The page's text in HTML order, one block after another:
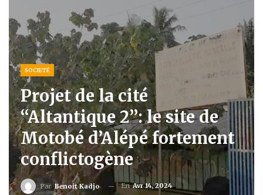
SOCIETÉ
Projet de la cité
‘‘Altantique 2’’: le site de
Motobé d’Alépé fortement
conflictogène
ParBenoit Kadjo EnAvr 14, 2024